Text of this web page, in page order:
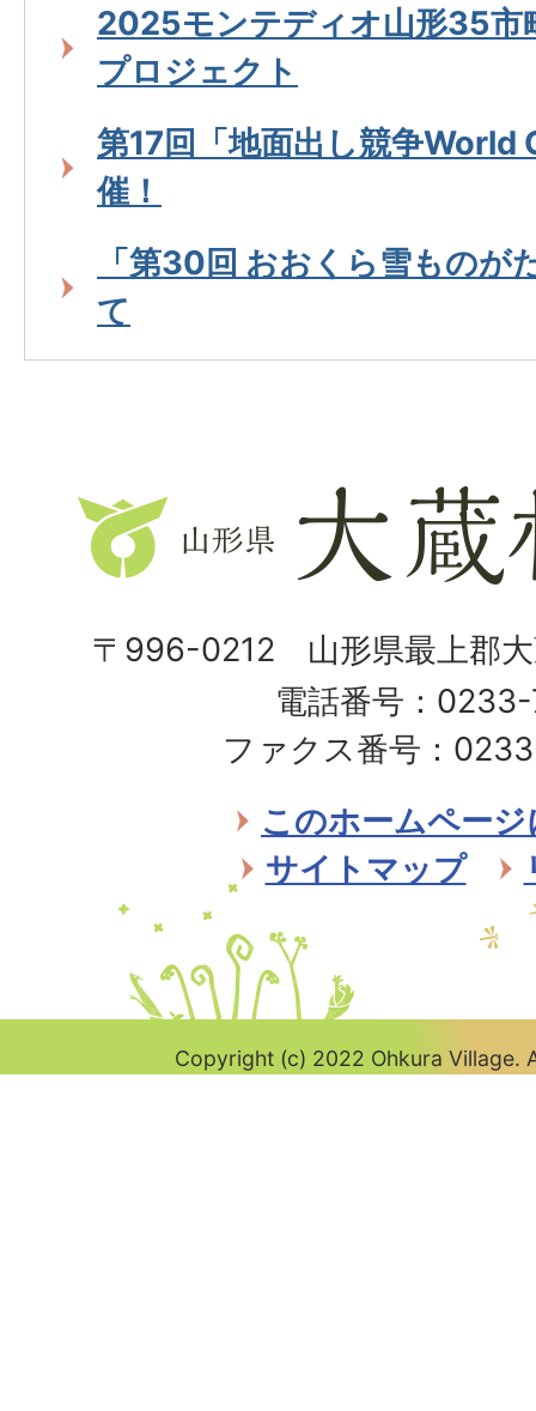
2025モンテディオ山形35市
プロジェクト
第17回「地面出し競争World
催！
「第30回 おおくら雪ものが
て
山
形
大
〒996-0212 山形県最上郡
電話番号：
ファクス番号：
このホームペー
サイトマップ
Copyright (c) 2022 Ohkura Village.